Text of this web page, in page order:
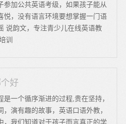
参加公共英语考级，如果孩子能从
悦，没有语言环境要想掌握一门语
说韵文，专注青少儿在线英语教
训
好
一个循序渐进的过程,贵在坚持，
演有趣的故事，英语口语外教，
，我们知道对于孩子而言真正的学